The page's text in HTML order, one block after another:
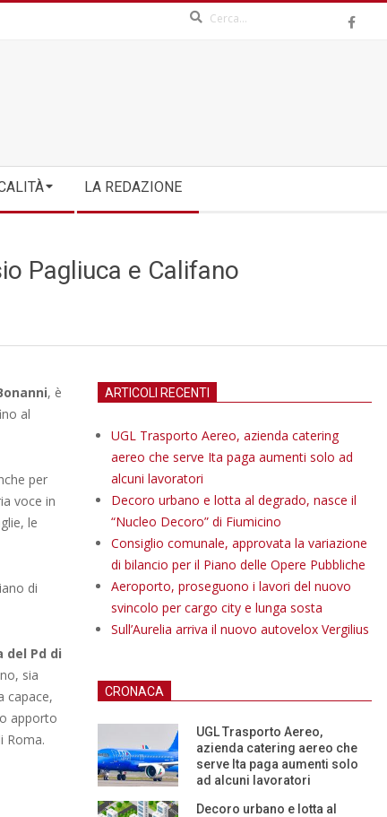
LA REDAZIONE
Pagliuca e Califano
, è
al
per
voce in
le
di
del Pd di
sia
capace,
apporto
Roma.
ARTICOLI RECENTI
UGL Trasporto Aereo, azienda catering
aereo che serve Ita paga aumenti solo ad
alcuni lavoratori
Decoro urbano e lotta al degrado, nasce il
“Nucleo Decoro” di Fiumicino
Consiglio comunale, approvata la variazione
di bilancio per il Piano delle Opere Pubbliche
Aeroporto, proseguono i lavori del nuovo
svincolo per cargo city e lunga sosta
Sull’Aurelia arriva il nuovo autovelox Vergilius
CRONACA
UGL Trasporto Aereo,
azienda catering aereo che
serve Ita paga aumenti solo
ad alcuni lavoratori
Decoro urbano e lotta al